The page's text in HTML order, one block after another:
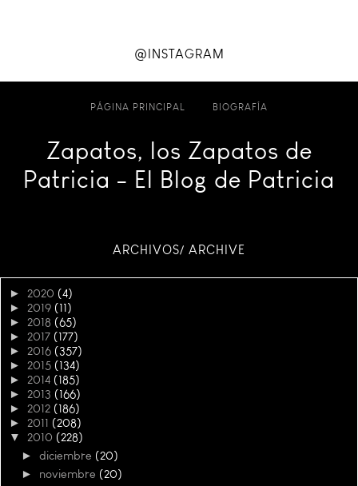
@INSTAGRAM
PÁGINA PRINCIPAL BIOGRAFÍA
Zapatos, los Zapatos de
Patricia - El Blog de Patricia
ARCHIVOS/ ARCHIVE
► 2020 (4)
► 2019 (11)
► 2018 (65)
► 2017 (177)
► 2016 (357)
► 2015 (134)
► 2014 (185)
► 2013 (166)
► 2012 (186)
► 2011 (208)
▼ 2010 (228)
► diciembre (20)
► noviembre (20)